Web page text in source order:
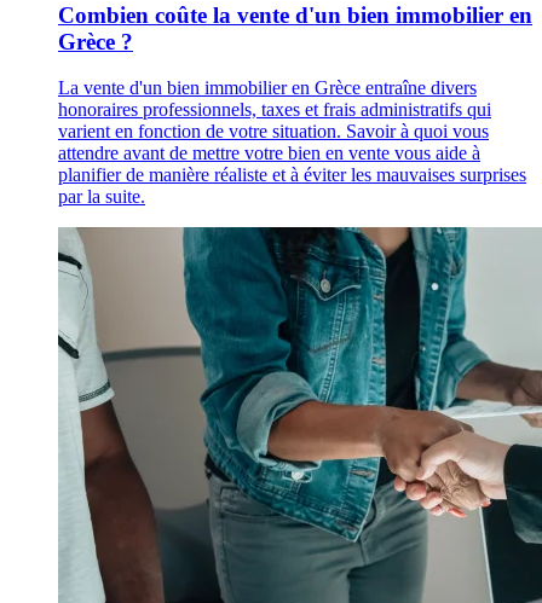
Combien coûte la vente d'un bien immobilier en
Grèce ?
La vente d'un bien immobilier en Grèce entraîne divers
honoraires professionnels, taxes et frais administratifs qui
varient en fonction de votre situation. Savoir à quoi vous
attendre avant de mettre votre bien en vente vous aide à
planifier de manière réaliste et à éviter les mauvaises surprises
par la suite.